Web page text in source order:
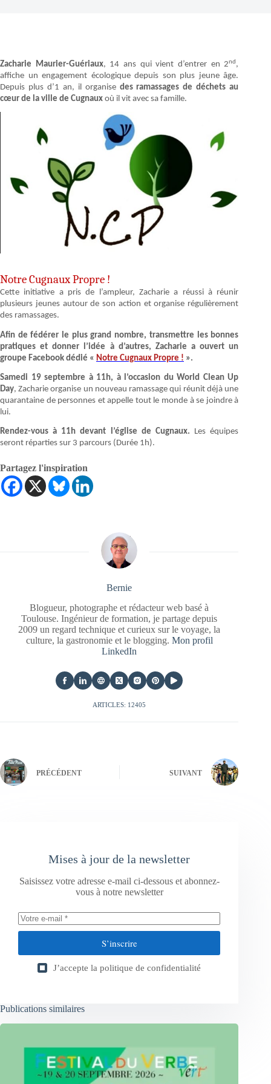
Zacharie Maurier-Guériaux, 14 ans qui vient d’entrer en 2nd ,
affiche un engagement écologique depuis son plus jeune âge.
Depuis plus d’1 an, il organise des ramassages de déchets au
cœur de la ville de Cugnaux où il vit avec sa famille.
Notre Cugnaux Propre !
Cette initiative a pris de l’ampleur, Zacharie a réussi à réunir
plusieurs jeunes autour de son action et organise régulièrement
des ramassages.
Afin de fédérer le plus grand nombre, transmettre les bonnes
pratiques et donner l’idée à d’autres, Zacharie a ouvert un
groupe Facebook dédié « Notre Cugnaux Propre ! ».
Samedi 19 septembre à 11h, à l’occasion du World Clean Up
Day, Zacharie organise un nouveau ramassage qui réunit déjà une
quarantaine de personnes et appelle tout le monde à se joindre à
lui.
Rendez-vous à 11h devant l’église de Cugnaux. Les équipes
seront réparties sur 3 parcours (Durée 1h).
Partagez l'inspiration
Bernie
Blogueur, photographe et rédacteur web basé à
Toulouse. Ingénieur de formation, je partage depuis
2009 un regard technique et curieux sur le voyage, la
culture, la gastronomie et le blogging. Mon profil
LinkedIn
ARTICLES: 12405
PRÉCÉDENT SUIVANT
Mises à jour de la newsletter
Saisissez votre adresse e-mail ci-dessous et abonnez-
vous à notre newsletter
S’inscrire
J’accepte la politique de confidentialité
Publications similaires